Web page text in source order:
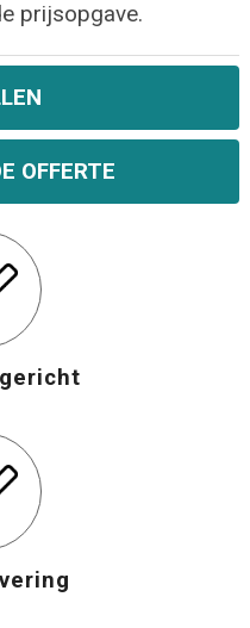
prijsopgave.
OFFERTE